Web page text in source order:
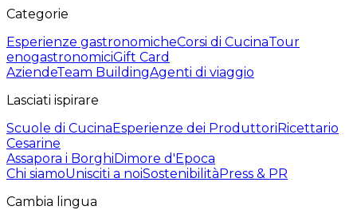
Categorie
Esperienze gastronomicheCorsi di CucinaTour
enogastronomiciGift Card
AziendeTeam BuildingAgenti di viaggio
Lasciati ispirare
Scuole di CucinaEsperienze dei ProduttoriRicettario
Cesarine
Assapora i BorghiDimore d'Epoca
Chi siamoUnisciti a noiSostenibilitàPress & PR
Cambia lingua